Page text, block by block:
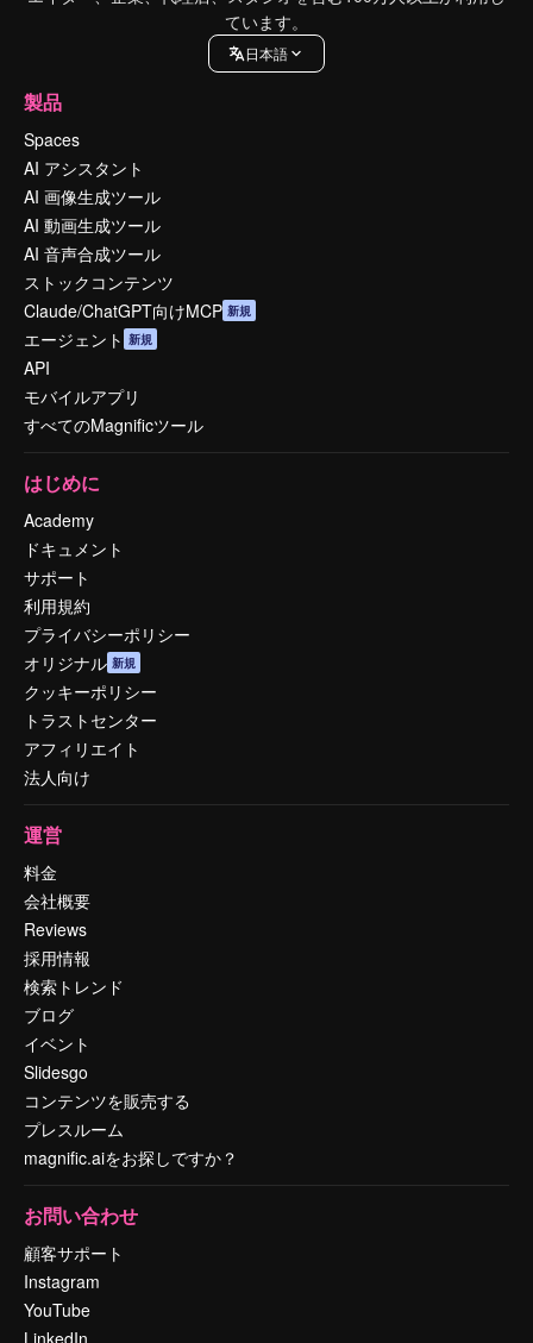
ています。
日本語
製品
Spaces
AI アシスタント
AI 画像生成ツール
AI 動画生成ツール
AI 音声合成ツール
ストックコンテンツ
Claude/ChatGPT向けMCP 新規
エージェント 新規
API
モバイルアプリ
すべてのMagnificツール
はじめに
Academy
ドキュメント
サポート
利用規約
プライバシーポリシー
オリジナル 新規
クッキーポリシー
トラストセンター
アフィリエイト
法人向け
運営
料金
会社概要
Reviews
採用情報
検索トレンド
ブログ
イベント
Slidesgo
コンテンツを販売する
プレスルーム
magnific.aiをお探しですか？
お問い合わせ
顧客サポート
Instagram
YouTube
LinkedIn